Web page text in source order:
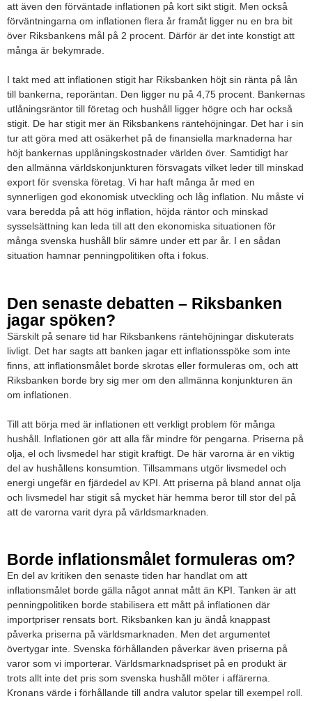
att även den förväntade inflationen på kort sikt stigit. Men också
förväntningarna om inflationen flera år framåt ligger nu en bra bit
över Riksbankens mål på 2 procent. Därför är det inte konstigt att
många är bekymrade.
I takt med att inflationen stigit har Riksbanken höjt sin ränta på lån
till bankerna, reporäntan. Den ligger nu på 4,75 procent. Bankernas
utlåningsräntor till företag och hushåll ligger högre och har också
stigit. De har stigit mer än Riksbankens räntehöjningar. Det har i sin
tur att göra med att osäkerhet på de finansiella marknaderna har
höjt bankernas upplåningskostnader världen över. Samtidigt har
den allmänna världskonjunkturen försvagats vilket leder till minskad
export för svenska företag. Vi har haft många år med en
synnerligen god ekonomisk utveckling och låg inflation. Nu måste vi
vara beredda på att hög inflation, höjda räntor och minskad
sysselsättning kan leda till att den ekonomiska situationen för
många svenska hushåll blir sämre under ett par år. I en sådan
situation hamnar penningpolitiken ofta i fokus.
Den senaste debatten – Riksbanken
jagar spöken?
Särskilt på senare tid har Riksbankens räntehöjningar diskuterats
livligt. Det har sagts att banken jagar ett inflationsspöke som inte
finns, att inflationsmålet borde skrotas eller formuleras om, och att
Riksbanken borde bry sig mer om den allmänna konjunkturen än
om inflationen.
Till att börja med är inflationen ett verkligt problem för många
hushåll. Inflationen gör att alla får mindre för pengarna. Priserna på
olja, el och livsmedel har stigit kraftigt. De här varorna är en viktig
del av hushållens konsumtion. Tillsammans utgör livsmedel och
energi ungefär en fjärdedel av KPI. Att priserna på bland annat olja
och livsmedel har stigit så mycket här hemma beror till stor del på
att de varorna varit dyra på världsmarknaden.
Borde inflationsmålet formuleras om?
En del av kritiken den senaste tiden har handlat om att
inflationsmålet borde gälla något annat mått än KPI. Tanken är att
penningpolitiken borde stabilisera ett mått på inflationen där
importpriser rensats bort. Riksbanken kan ju ändå knappast
påverka priserna på världsmarknaden. Men det argumentet
övertygar inte. Svenska förhållanden påverkar även priserna på
varor som vi importerar. Världsmarknadspriset på en produkt är
trots allt inte det pris som svenska hushåll möter i affärerna.
Kronans värde i förhållande till andra valutor spelar till exempel roll.